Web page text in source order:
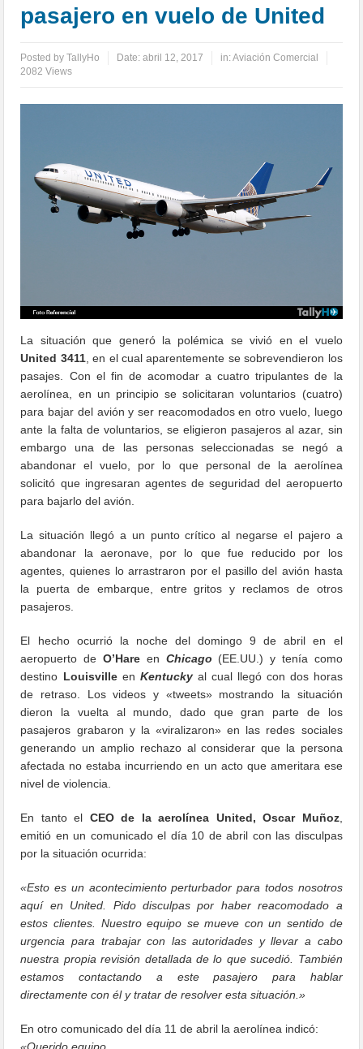
pasajero en vuelo de United
Posted byTallyHo Date:abril 12, 2017 in:Aviación Comercial
2082 Views
La situación que generó la polémica se vivió en el vuelo
United 3411, en el cual aparentemente se sobrevendieron los
pasajes. Con el fin de acomodar a cuatro tripulantes de la
aerolínea, en un principio se solicitaran voluntarios (cuatro)
para bajar del avión y ser reacomodados en otro vuelo, luego
ante la falta de voluntarios, se eligieron pasajeros al azar, sin
embargo una de las personas seleccionadas se negó a
abandonar el vuelo, por lo que personal de la aerolínea
solicitó que ingresaran agentes de seguridad del aeropuerto
para bajarlo del avión.
La situación llegó a un punto crítico al negarse el pajero a
abandonar la aeronave, por lo que fue reducido por los
agentes, quienes lo arrastraron por el pasillo del avión hasta
la puerta de embarque, entre gritos y reclamos de otros
pasajeros.
El hecho ocurrió la noche del domingo 9 de abril en el
aeropuerto de O’Hare en Chicago (EE.UU.) y tenía como
destino Louisvilleen Kentuckyal cual llegó con dos horas
de retraso. Los videos y «tweets» mostrando la situación
dieron la vuelta al mundo, dado que gran parte de los
pasajeros grabaron y la «viralizaron» en las redes sociales
generando un amplio rechazo al considerar que la persona
afectada no estaba incurriendo en un acto que ameritara ese
nivel de violencia.
En tanto el CEO de la aerolínea United, Oscar Muñoz,
emitió en un comunicado el día 10 de abril con las disculpas
por la situación ocurrida:
«Esto es un acontecimiento perturbador para todos nosotros
aquí en United. Pido disculpas por haber reacomodado a
estos clientes. Nuestro equipo se mueve con un sentido de
urgencia para trabajar con las autoridades y llevar a cabo
nuestra propia revisión detallada de lo que sucedió. También
estamos contactando a este pasajero para hablar
directamente con él y tratar de resolver esta situación.»
En otro comunicado del día 11 de abril la aerolínea indicó: